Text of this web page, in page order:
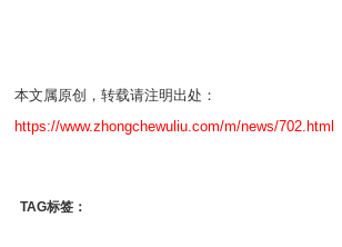
本文属原创，转载请注明出处：
https://www.zhongchewuliu.com/m/news/702.html
TAG标签：